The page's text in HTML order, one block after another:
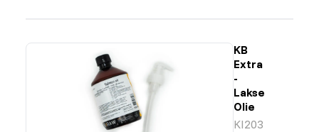
KB
Extra
-
Lakse
Olie
KI203